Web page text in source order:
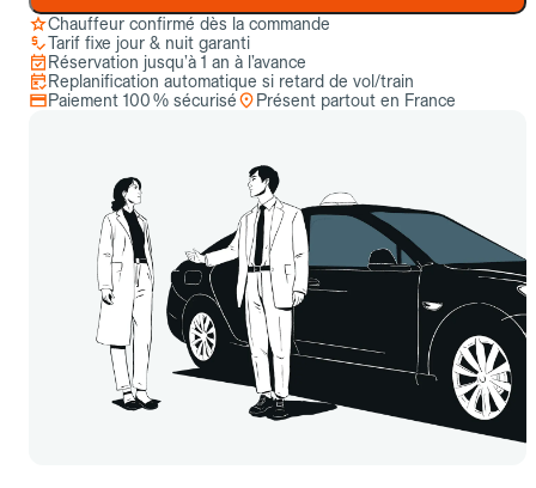
Chauffeur confirmé dès la commande
Tarif fixe jour & nuit garanti
Réservation jusqu’à 1 an à l’avance
Replanification automatique si retard de vol/train
Paiement 100 % sécurisé
Présent partout en France